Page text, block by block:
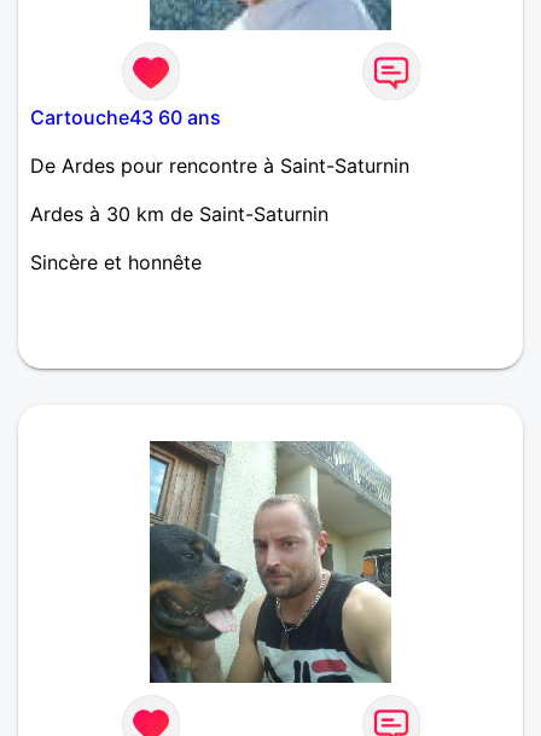
Cartouche43 60 ans
De Ardes pour rencontre à Saint-Saturnin
Ardes à 30 km de Saint-Saturnin
Sincère et honnête